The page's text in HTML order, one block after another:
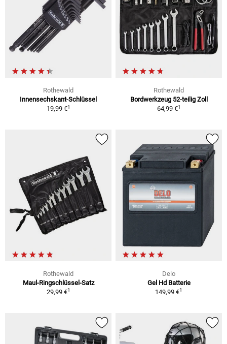
Rothewald
Innensechskant-Schlüssel
19,99 €1
Rothewald
Bordwerkzeug 52-teilig Zoll
64,99 €1
Rothewald
Maul-Ringschlüssel-Satz
29,99 €1
Delo
Gel Hd Batterie
149,99 €1